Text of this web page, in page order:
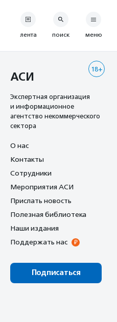
лента поиск меню
18+
АСИ
Экспертная организация
и информационное
агентство некоммерческого
сектора
О нас
Контакты
Сотрудники
Мероприятия АСИ
Прислать новость
Полезная библиотека
Наши издания
Поддержать нас
Подписаться